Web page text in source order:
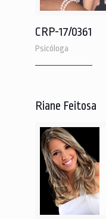
CRP-17/0361
Psicóloga
Riane Feitosa